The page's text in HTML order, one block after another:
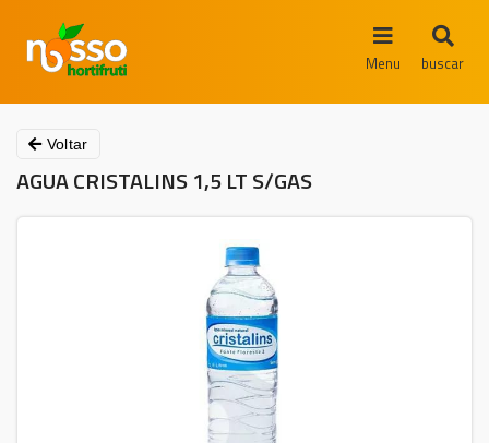
Menu buscar
Voltar
AGUA CRISTALINS 1,5 LT S/GAS